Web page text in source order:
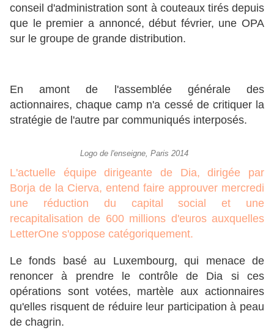
conseil d'administration sont à couteaux tirés depuis
que le premier a annoncé, début février, une OPA
sur le groupe de grande distribution.
En amont de l'assemblée générale des
actionnaires, chaque camp n'a cessé de critiquer la
stratégie de l'autre par communiqués interposés.
Logo de l'enseigne, Paris 2014
L'actuelle équipe dirigeante de Dia, dirigée par
Borja de la Cierva, entend faire approuver mercredi
une réduction du capital social et une
recapitalisation de 600 millions d'euros auxquelles
LetterOne s'oppose catégoriquement.
Le fonds basé au Luxembourg, qui menace de
renoncer à prendre le contrôle de Dia si ces
opérations sont votées, martèle aux actionnaires
qu'elles risquent de réduire leur participation à peau
de chagrin.